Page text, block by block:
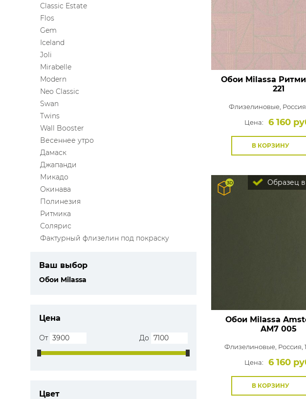
ЦВЕТА
Classic Estate
Flos
Gem
Iceland
Joli
Mirabelle
Modern
Neo Classic
Swan
Twins
Wall Booster
Весеннее утро
Дамаск
Джапанди
Микадо
Окинава
Полинезия
Ритмика
Солярис
Фактурный флизелин под покраску
Ваш выбор
Обои Milassa
Цена
От До
Цвет
Обои Milassa
221
Флизелиновые,
Цена:
6 160
В КОРЗИНУ
Образец
Обои Milassa
AM7 005
Флизелиновые, Россия,
Цена:
6 160
В КОРЗИНУ